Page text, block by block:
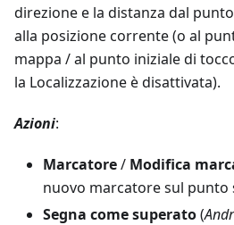
direzione e la distanza dal
alla posizione corrente (o al
mappa / al punto iniziale di
la Localizzazione è disattivata).
Azioni:
Marcatore/ Modifica
nuovo marcatore sul punto
Segna come superato(